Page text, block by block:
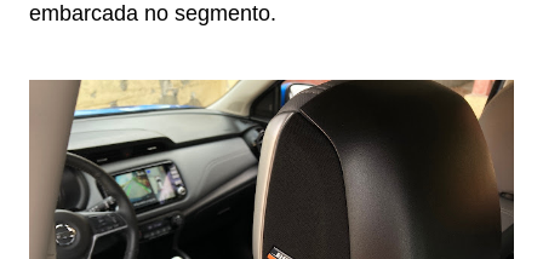
embarcada no segmento.